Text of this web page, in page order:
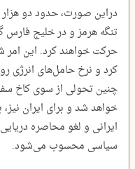
دراین صورت، حدود دو
تنگه هرمز و در خلیج فارس
حرکت خواهند کرد. این امر
کرد و نرخ حامل‌های انرژی
چنین تحولی از سوی کاخ
خواهد شد و برای ایران
ایرانی و لغو محاصره
سیاسی محسوب می‌شود.